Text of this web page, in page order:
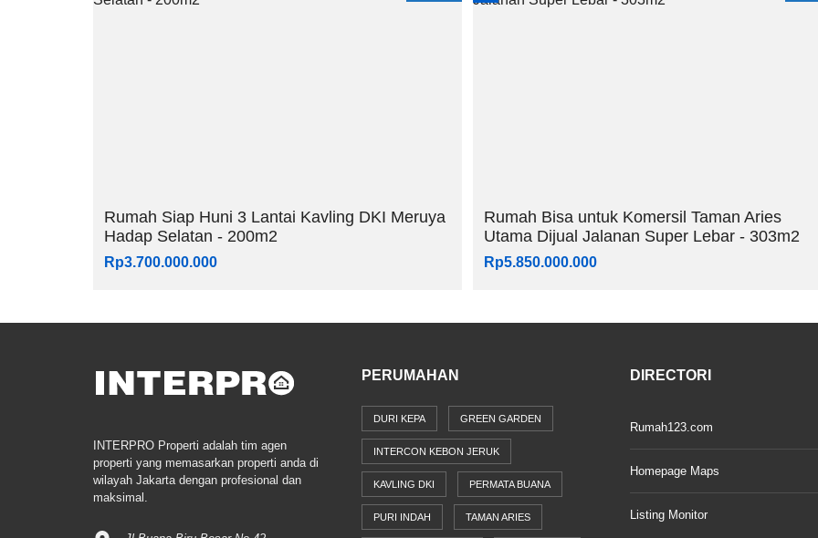
Rumah Siap Huni 3 Lantai Kavling DKI Meruya
Hadap Selatan - 200m2
Rp3.700.000.000
Rumah Bisa untuk Komersil Taman Aries
Utama Dijual Jalanan Super Lebar - 303m2
Rp5.850.000.000
INTERPRO Properti adalah tim agen
properti yang memasarkan properti anda di
wilayah Jakarta dengan profesional dan
maksimal.
PERUMAHAN
DURI KEPA GREEN GARDEN
INTERCON KEBON JERUK
KAVLING DKI PERMATA BUANA
PURI INDAH TAMAN ARIES
DIRECTORI
Rumah123.com
Homepage Maps
Listing Monitor